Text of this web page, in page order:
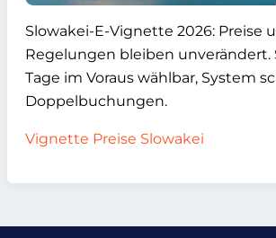
Slowakei-E-Vignette 2026: Preise
Regelungen bleiben unverändert.
Tage im Voraus wählbar, System
Doppelbuchungen.
Vignette Preise Slowakei